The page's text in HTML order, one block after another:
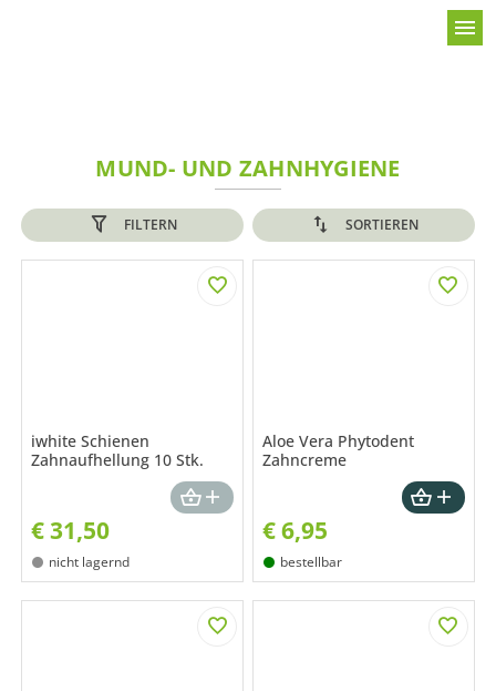
menu
MUND- UND ZAHNHYGIENE
FILTERN SORTIEREN
iwhite Schienen
Zahnaufhellung 10 Stk.
€31,50
nicht lagernd
Aloe Vera Phytodent
Zahncreme
€6,95
bestellbar